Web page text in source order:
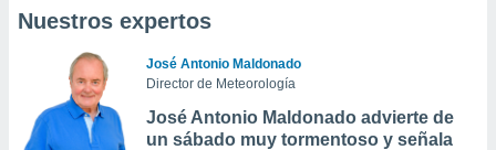
Nuestros expertos
José Antonio Maldonado
Director de Meteorología
José Antonio Maldonado advierte de
un sábado muy tormentoso y señala